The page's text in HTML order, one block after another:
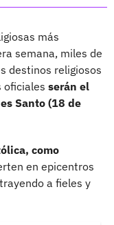
más
semana, miles de
destinos religiosos
oficiales serán el
Santo (18 de
como
en epicentros
a fieles y